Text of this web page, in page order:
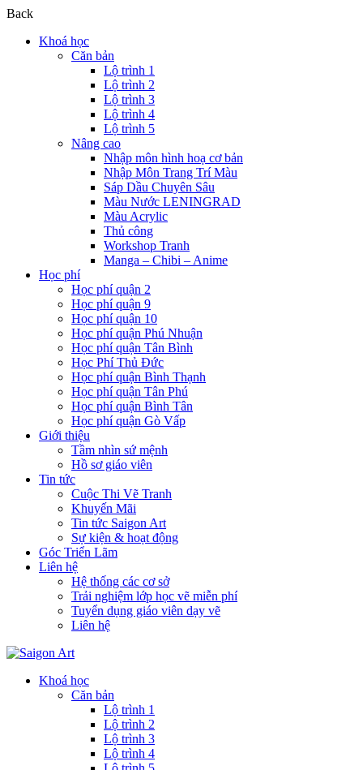
Back
Khoá học
Căn bản
Lộ trình 1
Lộ trình 2
Lộ trình 3
Lộ trình 4
Lộ trình 5
Nâng cao
Nhập môn hình hoạ cơ bản
Nhập Môn Trang Trí Màu
Sáp Dầu Chuyên Sâu
Màu Nước LENINGRAD
Màu Acrylic
Thủ công
Workshop Tranh
Manga – Chibi – Anime
Học phí
Học phí quận 2
Học phí quận 9
Học phí quận 10
Học phí quận Phú Nhuận
Học phí quận Tân Bình
Học Phí Thủ Đức
Học phí quận Bình Thạnh
Học phí quận Tân Phú
Học phí quận Bình Tân
Học phí quận Gò Vấp
Giới thiệu
Tầm nhìn sứ mệnh
Hồ sơ giáo viên
Tin tức
Cuộc Thi Vẽ Tranh
Khuyến Mãi
Tin tức Saigon Art
Sự kiện & hoạt động
Góc Triển Lãm
Liên hệ
Hệ thống các cơ sở
Trải nghiệm lớp học vẽ miễn phí
Tuyển dụng giáo viên dạy vẽ
Liên hệ
Khoá học
Căn bản
Lộ trình 1
Lộ trình 2
Lộ trình 3
Lộ trình 4